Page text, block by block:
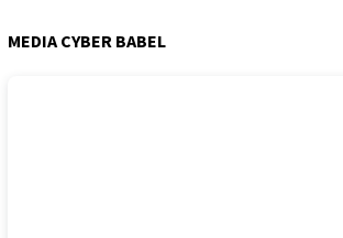
MEDIA CYBER BABEL